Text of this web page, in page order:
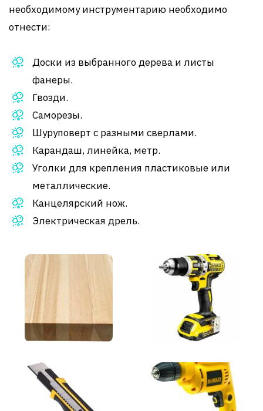
необходимому инструментарию необходимо
отнести:
Доски из выбранного дерева и листы
фанеры.
Гвозди.
Саморезы.
Шуруповерт с разными сверлами.
Карандаш, линейка, метр.
Уголки для крепления пластиковые или
металлические.
Канцелярский нож.
Электрическая дрель.